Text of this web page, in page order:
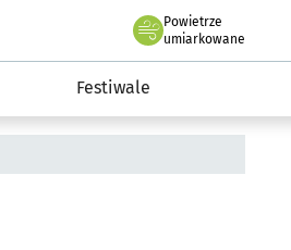
Powietrze
we Wrocławiu
umiarkowane
Festiwale